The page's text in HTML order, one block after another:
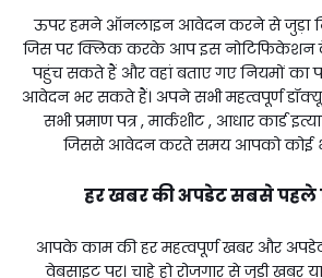
ऊपर हमने ऑनलाइन आवेदन करने से जुड़ा
जिस पर क्लिक करके आप इस नोटिफिकेशन
पहुंच सकते हैं और वहां बताए गए नियमों का
आवेदन भर सकते हैं। अपने सभी महत्वपूर्ण
सभी प्रमाण पत्र , मार्कशीट , आधार कार्ड
जिससे आवेदन करते समय आपको कोई भी
हर खबर की अपडेट सबसे पहले
आपके काम की हर महत्वपूर्ण खबर और
वेबसाइट पर। चाहे हो रोजगार से जुड़ी खबर